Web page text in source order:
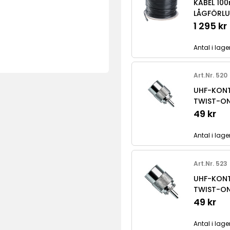
KABEL
1 295 kr
Antal i
Art.Nr. 520
UHF-
TWIST-
49 kr
Antal i
Art.Nr. 523
UHF-
TWIST-
49 kr
Antal i